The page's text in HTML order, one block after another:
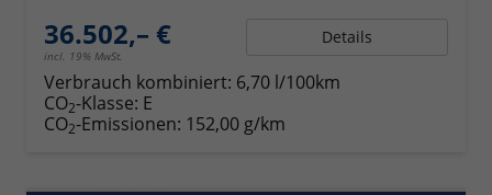
36.502,– €
incl. 19% MwSt.
Details
Verbrauch kombiniert: 6,70 l/100km
CO2-Klasse: E
CO2-Emissionen: 152,00 g/km